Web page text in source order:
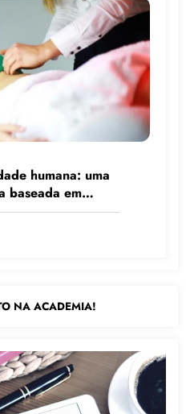
humana: uma
baseada em
NA ACADEMIA!